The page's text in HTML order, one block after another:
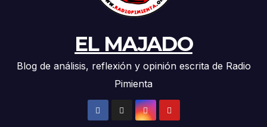
EL MAJADO
Blog de análisis, reflexión y opinión escrita de Radio
Pimienta